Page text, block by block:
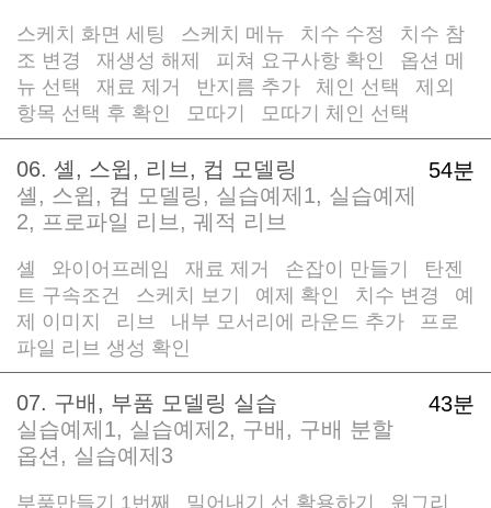
스케치 화면 세팅 스케치 메뉴 치수 수정
치수 참
조 변경
재생성 해제 피쳐 요구사항 확인
옵션 메
뉴 선택
재료 제거 반지름 추가 체인 선택
제외
항목 선택 후 확인
모따기 모따기 체인 선택
54분
06. 셸, 스윕, 리브, 컵 모델링
셸, 스윕, 컵 모델링, 실습예제1, 실습예제
2, 프로파일 리브, 궤적 리브
셸 와이어프레임 재료 제거 손잡이 만들기
탄젠
트 구속조건
스케치 보기 예제 확인 치수 변경
예
제 이미지
리브 내부 모서리에 라운드 추가
프로
파일 리브 생성 확인
43분
07. 구배, 부품 모델링 실습
실습예제1, 실습예제2, 구배, 구배 분할
옵션, 실습예제3
부품만들기 1번째 밀어내기 선 활용하기 원그리